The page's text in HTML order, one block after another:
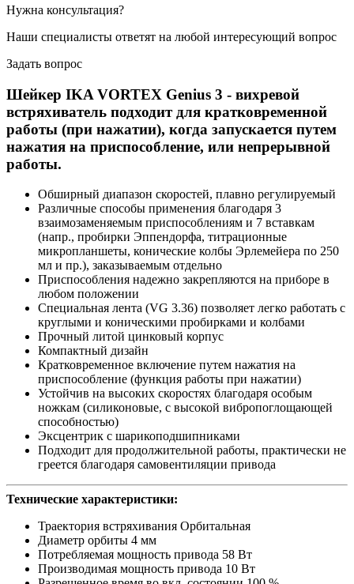
Нужна консультация?
Наши специалисты ответят на любой интересующий вопрос
Задать вопрос
Шейкер IKA VORTEX Genius 3 - вихревой
встряхиватель подходит для кратковременной
работы (при нажатии), когда запускается путем
нажатия на приспособление, или непрерывной
работы.
Обширный диапазон скоростей, плавно регулируемый
Различные способы применения благодаря 3
взаимозаменяемым приспособлениям и 7 вставкам
(напр., пробирки Эппендорфа, титрационные
микропланшеты, конические колбы Эрлемейера по 250
мл и пр.), заказываемым отдельно
Приспособления надежно закрепляются на приборе в
любом положении
Специальная лента (VG 3.36) позволяет легко работать с
круглыми и коническими пробирками и колбами
Прочный литой цинковый корпус
Компактный дизайн
Кратковременное включение путем нажатия на
приспособление (функция работы при нажатии)
Устойчив на высоких скоростях благодаря особым
ножкам (силиконовые, с высокой вибропоглощающей
способностью)
Эксцентрик с шарикоподшипниками
Подходит для продолжительной работы, практически не
греется благодаря самовентиляции привода
Технические характеристики:
Траектория встряхивания Орбитальная
Диаметр орбиты 4 мм
Потребляемая мощность привода 58 Вт
Производимая мощность привода 10 Вт